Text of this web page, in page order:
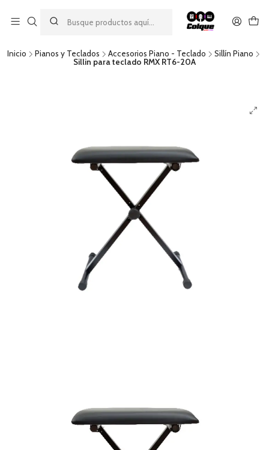
descuento por pago con transferencia bancaria
por una compra mínima de $49.990. Este descuento no es
acumulable a otras promociones ni aplicable a gastos de envío.
Inicio Pianos y Teclados Accesorios Piano - Teclado
Sillín Piano
Sillin para teclado RMX RT6-20A